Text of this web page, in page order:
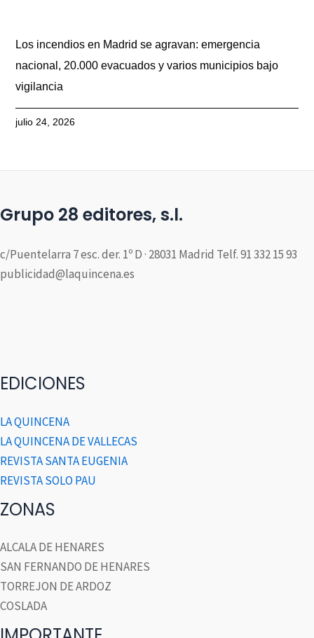
Los incendios en Madrid se agravan: emergencia
nacional, 20.000 evacuados y varios municipios bajo
vigilancia
julio 24, 2026
Grupo 28 editores, s.l.
c/Puentelarra 7 esc. der. 1º D · 28031 Madrid Telf. 91 332 15 93
publicidad@laquincena.es
EDICIONES
LA QUINCENA
LA QUINCENA DE VALLECAS
REVISTA SANTA EUGENIA
REVISTA SOLO PAU
ZONAS
ALCALA DE HENARES
SAN FERNANDO DE HENARES
TORREJON DE ARDOZ
COSLADA